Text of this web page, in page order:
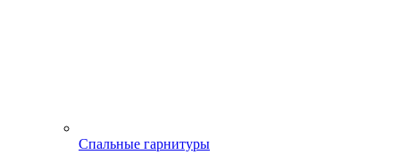
Спальные гарнитуры